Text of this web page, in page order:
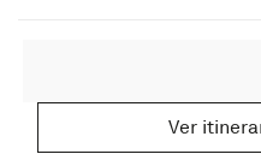
Ver